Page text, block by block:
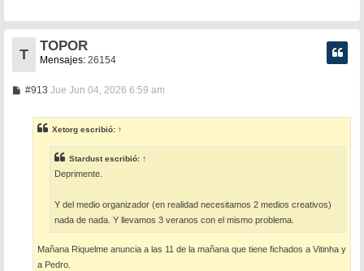
e
T
TOPOR
Mensajes: 26154
#913M
s
a
Jue Jun 04, 2026 6:59 am
Xetorg escribió: ↑
Stardustescribió: ↑
Deprimente.
Y del medio organizador (en realidad necesitamos 2 medios creativos)
nada de nada. Y llevamos 3 veranos con el mismo problema.
Mañana Riquelme anuncia a las 11 de la mañana que tiene fichados a Vitinha y
a Pedro.